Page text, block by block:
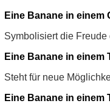
Eine Banane in einem
Symbolisiert die
Eine Banane in einem
Steht für neue
Eine Banane in einem